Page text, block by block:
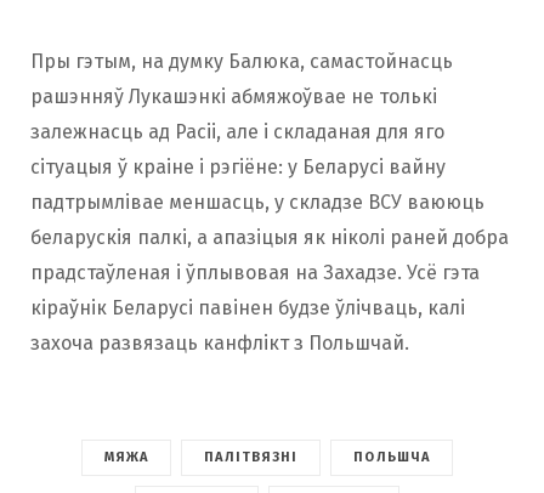
Пры гэтым, на думку Балюка, самастойнасць
рашэнняў Лукашэнкі абмяжоўвае не толькі
залежнасць ад Расіі, але і складаная для яго
сітуацыя ў краіне і рэгіёне: у Беларусі вайну
падтрымлівае меншасць, у складзе ВСУ ваююць
беларускія палкі, а апазіцыя як ніколі раней добра
прадстаўленая і ўплывовая на Захадзе. Усё гэта
кіраўнік Беларусі павінен будзе ўлічваць, калі
захоча развязаць канфлікт з Польшчай.
МЯЖА ПАЛІТВЯЗНІ ПОЛЬШЧА